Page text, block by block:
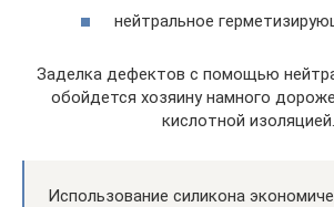
нейтральное
Заделка дефектов с помощью
обойдется хозяину намного
кислотной изоляцией.
Использование силикона